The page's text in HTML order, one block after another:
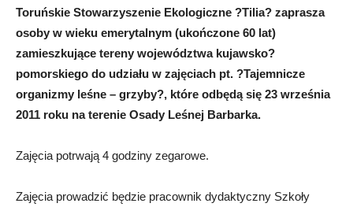
Abrys
Toruńskie Stowarzyszenie Ekologiczne ?Tilia? zaprasza
osoby w wieku emerytalnym (ukończone 60 lat)
zamieszkujące tereny województwa kujawsko?
pomorskiego do udziału w zajęciach pt. ?Tajemnicze
organizmy leśne – grzyby?, które odbędą się 23 września
2011 roku na terenie Osady Leśnej Barbarka.
Zajęcia potrwają 4 godziny zegarowe.
Zajęcia prowadzić będzie pracownik dydaktyczny Szkoły